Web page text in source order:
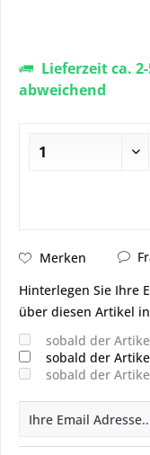
Lieferzeit ca.
abweichend
Merken
Hinterlegen Sie Ihre
über diesen Artikel
sobald der
sobald der
sobald der